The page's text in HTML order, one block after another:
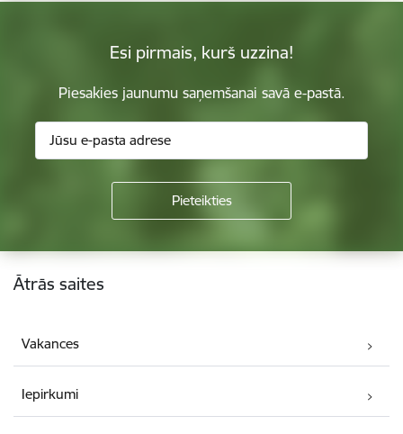
Esi pirmais, kurš uzzina!
Piesakies jaunumu saņemšanai savā e-pastā.
Kājene
Ātrās saites
Vakances
Iepirkumi